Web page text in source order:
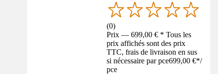
(0)
Prix — 699,00 € * Tous les
prix affichés sont des prix
TTC, frais de livraison en sus
si nécessaire par pce699,00 €*/
pce